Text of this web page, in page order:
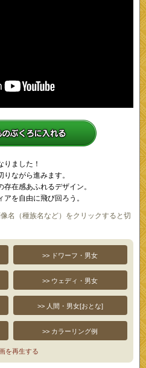
ました！
ながら進みます。
在感あふれるデザイン。
を自由に飛び回ろう。
名（種族名など）をクリックすると切
>> ドワーフ・男女
>> ウェディ・男女
>> 人間・男女[おとな]
>> カラーリング例
を再生する